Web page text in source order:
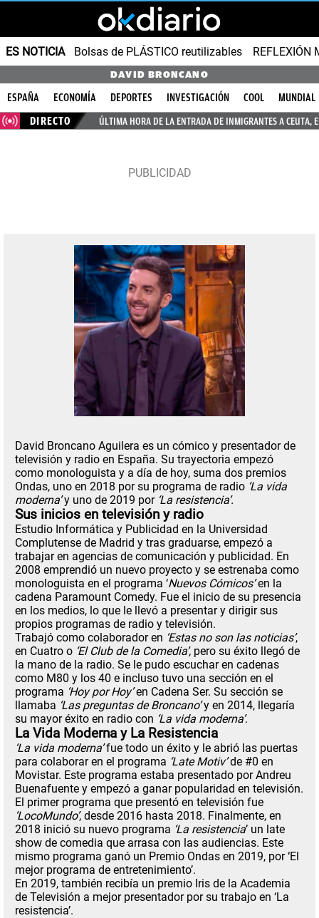
ES NOTICIA Bolsas de PLÁSTICO reutilizables REFLEXIÓN
DAVID BRONCANO
ESPAÑA ECONOMÍA DEPORTES INVESTIGACIÓN COOL
MUNDIAL
DIRECTO
ÚLTIMA HORA DE LA ENTRADA DE INMIGRANTES A CEUTA,
David Broncano Aguilera es un cómico y presentador de
televisión y radio en España. Su trayectoria empezó
como monologuista y a día de hoy, suma dos premios
Ondas, uno en 2018 por su programa de radio ‘La vida
moderna’y uno de 2019 por ‘La resistencia’.
Sus inicios en televisión y radio
Estudio Informática y Publicidad en la Universidad
Complutense de Madrid y tras graduarse, empezó a
trabajar en agencias de comunicación y publicidad. En
2008 emprendió un nuevo proyecto y se estrenaba como
monologuista en el programa ‘Nuevos Cómicos’en la
cadena Paramount Comedy. Fue el inicio de su presencia
en los medios, lo que le llevó a presentar y dirigir sus
propios programas de radio y televisión.
Trabajó como colaborador en ‘Estas no son las noticias’,
en Cuatro o ‘El Club de la Comedia’, pero su éxito llegó de
la mano de la radio. Se le pudo escuchar en cadenas
como M80 y los 40 e incluso tuvo una sección en el
programa ‘Hoy por Hoy’en Cadena Ser. Su sección se
llamaba ‘Las preguntas de Broncano’y en 2014, llegaría
su mayor éxito en radio con ‘La vida moderna’.
La Vida Moderna y La Resistencia
‘La vida moderna’fue todo un éxito y le abrió las puertas
para colaborar en el programa ‘Late Motiv’de #0 en
Movistar. Este programa estaba presentado por Andreu
Buenafuente y empezó a ganar popularidad en televisión.
El primer programa que presentó en televisión fue
‘LocoMundo’, desde 2016 hasta 2018. Finalmente, en
2018 inició su nuevo programa ‘La resistencia’ un late
show de comedia que arrasa con las audiencias. Este
mismo programa ganó un Premio Ondas en 2019, por ‘El
mejor programa de entretenimiento’.
En 2019, también recibía un premio Iris de la Academia
de Televisión a mejor presentador por su trabajo en ‘La
resistencia’.